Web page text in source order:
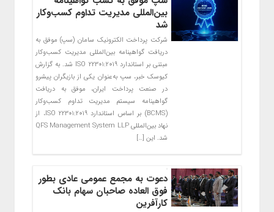
بین‌المللی مدیریت تداوم کسب‌و‌کار
شد
شرکت پرداخت الکترونیک سامان (سپ) موفق به
دریافت گواهینامه بین‌المللی مدیریت کسب‌و‌کار
مبتنی بر استاندارد ISO 22301:2019 شد. به گزارش
کیوسک خبر، سپ به‌عنوان یکی از بازیگران پیشرو
در صنعت پرداخت ایران، موفق به دریافت
گواهینامه سیستم مدیریت تداوم کسب‌وکار
(BCMS) بر اساس استاندارد ISO 22301:2019، از
نهاد بین‌المللی QFS Management System LLP
شد. این […]
دعوت به مجمع عمومی عادی بطور
فوق العاده صاحبان سهام بانک
کارآفرین